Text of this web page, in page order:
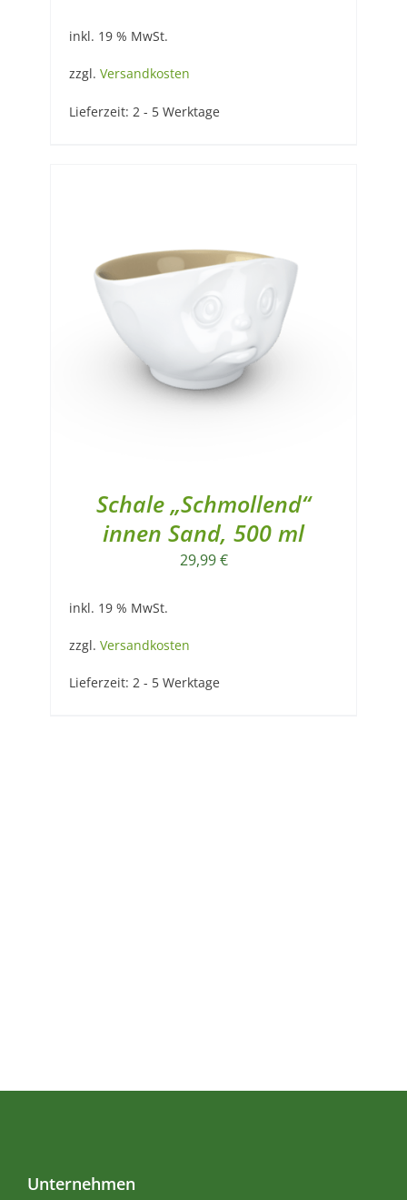
inkl. 19 % MwSt.
zzgl. Versandkosten
Lieferzeit: 2 - 5 Werktage
Schale „Schmollend“
innen Sand, 500 ml
29,99€
inkl. 19 % MwSt.
zzgl. Versandkosten
Lieferzeit: 2 - 5 Werktage
Unternehmen